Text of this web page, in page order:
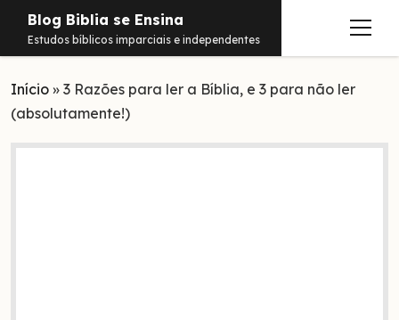
Blog Biblia se Ensina
Estudos bíblicos imparciais e independentes
abrir
Estudos
Notificações
Início »3 Razões para ler a Bíblia, e 3 para não ler
(absolutamente!)